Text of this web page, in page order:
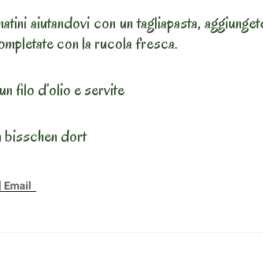
aiutandovi con un tagliapasta,
con la rucola fresca.
filo d’olio e servite
bisschen dort